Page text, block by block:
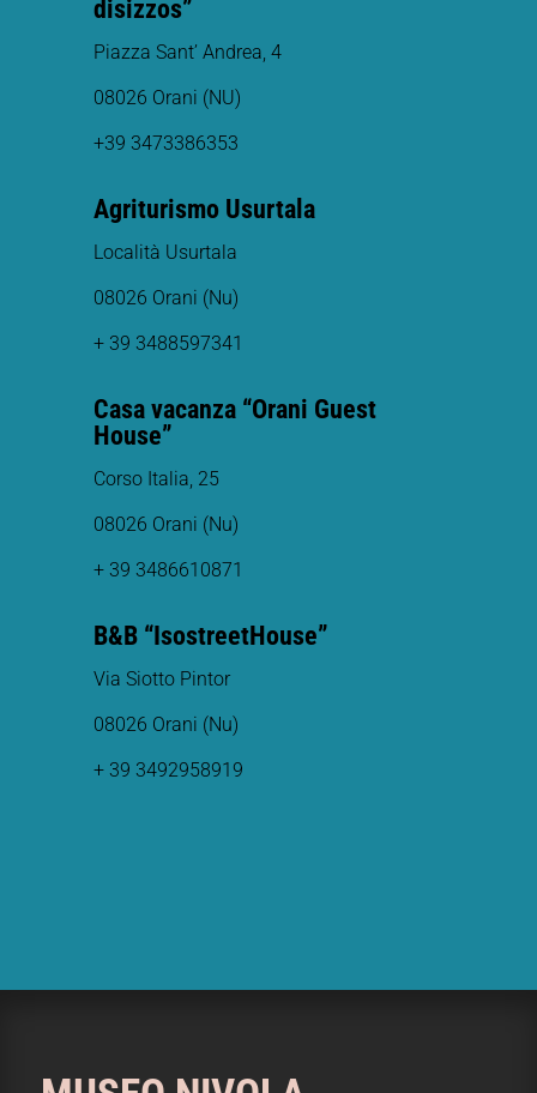
disizzos”
Piazza Sant’ Andrea, 4
08026 Orani (NU)
+39 3473386353
Agriturismo Usurtala
Località Usurtala
08026 Orani (Nu)
+ 39 3488597341
Casa vacanza “Orani Guest
House”
Corso Italia, 25
08026 Orani (Nu)
+ 39 3486610871
B&B “IsostreetHouse”
Via Siotto Pintor
08026 Orani (Nu)
+ 39 3492958919